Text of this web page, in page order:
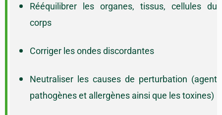
Rééquilibrer les organes, tissus, cellules du
corps
Corriger les ondes discordantes
Neutraliser les causes de perturbation (agent
pathogènes et allergènes ainsi que les toxines)